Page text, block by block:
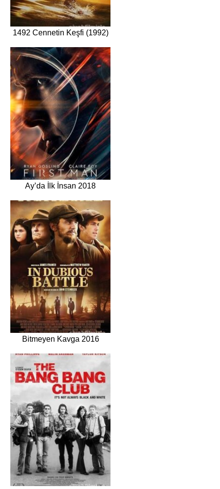
1492 Cennetin Keşfi (1992)
Ay’da İlk İnsan 2018
Bitmeyen Kavga 2016